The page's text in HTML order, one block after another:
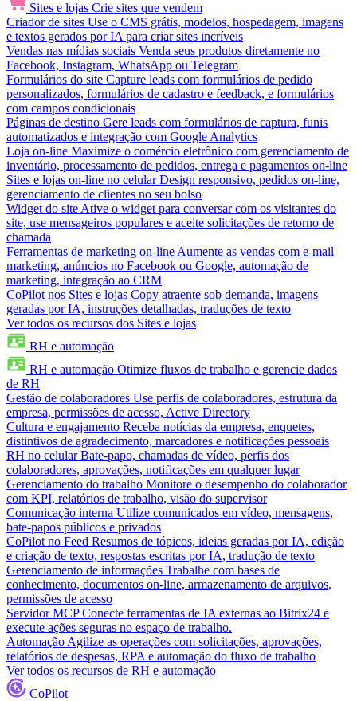
Sites e lojas Crie sites que vendem
Criador de sites Use o CMS grátis, modelos, hospedagem, imagens
e textos gerados por IA para criar sites incríveis
Vendas nas mídias sociais Venda seus produtos diretamente no
Facebook, Instagram, WhatsApp ou Telegram
Formulários do site Capture leads com formulários de pedido
personalizados, formulários de cadastro e feedback, e formulários
com campos condicionais
Páginas de destino Gere leads com formulários de captura, funis
automatizados e integração com Google Analytics
Loja on-line Maximize o comércio eletrônico com gerenciamento de
inventário, processamento de pedidos, entrega e pagamentos on-line
Sites e lojas on-line no celular Design responsivo, pedidos on-line,
gerenciamento de clientes no seu bolso
Widget do site Ative o widget para conversar com os visitantes do
site, use mensageiros populares e aceite solicitações de retorno de
chamada
Ferramentas de marketing on-line Aumente as vendas com e-mail
marketing, anúncios no Facebook ou Google, automação de
marketing, integração ao CRM
CoPilot nos Sites e lojas Copy atraente sob demanda, imagens
geradas por IA, instruções detalhadas, traduções de texto
Ver todos os recursos dos Sites e lojas
RH e automação
RH e automação Otimize fluxos de trabalho e gerencie dados
de RH
Gestão de colaboradores Use perfis de colaboradores, estrutura da
empresa, permissões de acesso, Active Directory
Cultura e engajamento Receba notícias da empresa, enquetes,
distintivos de agradecimento, marcadores e notificações pessoais
RH no celular Bate-papo, chamadas de vídeo, perfis dos
colaboradores, aprovações, notificações em qualquer lugar
Gerenciamento do trabalho Monitore o desempenho do colaborador
com KPI, relatórios de trabalho, visão do supervisor
Comunicação interna Utilize comunicados em vídeo, mensagens,
bate-papos públicos e privados
CoPilot no Feed Resumos de tópicos, ideias geradas por IA, edição
e criação de texto, respostas escritas por IA, tradução de texto
Gerenciamento de informações Trabalhe com bases de
conhecimento, documentos on-line, armazenamento de arquivos,
permissões de acesso
Servidor MCP Conecte ferramentas de IA externas ao Bitrix24 e
execute ações seguras no espaço de trabalho.
Automação Agilize as operações com solicitações, aprovações,
relatórios de despesas, RPA e automação do fluxo de trabalho
Ver todos os recursos de RH e automação
CoPilot